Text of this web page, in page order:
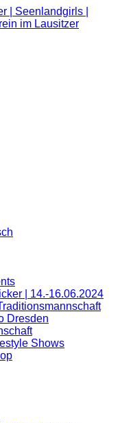
| 14.-16.06.2024
Dresden
Shows